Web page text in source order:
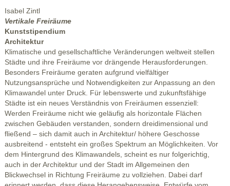
Isabel Zintl
Vertikale Freiräume
Kunststipendium
Architektur
Klimatische und gesellschaftliche Veränderungen weltweit stellen
Städte und ihre Freiräume vor drängende Herausforderungen.
Besonders Freiräume geraten aufgrund vielfältiger
Nutzungsansprüche und Notwendigkeiten zur Anpassung an den
Klimawandel unter Druck. Für lebenswerte und zukunftsfähige
Städte ist ein neues Verständnis von Freiräumen essenziell:
Werden Freiräume nicht wie geläufig als horizontale Flächen
zwischen Gebäuden verstanden, sondern dreidimensional und
fließend – sich damit auch in Architektur/ höhere Geschosse
ausbreitend - entsteht ein großes Spektrum an Möglichkeiten. Vor
dem Hintergrund des Klimawandels, scheint es nur folgerichtig,
auch in der Architektur und der Stadt im Allgemeinen den
Blickwechsel in Richtung Freiräume zu vollziehen. Dabei darf